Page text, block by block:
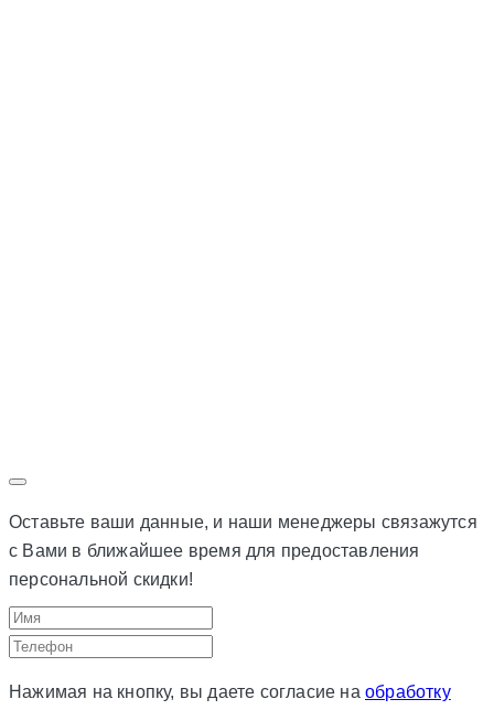
Оставьте ваши данные, и наши менеджеры связажутся
с Вами в ближайшее время для предоставления
персональной скидки!
Нажимая на кнопку, вы даете согласие наобработку